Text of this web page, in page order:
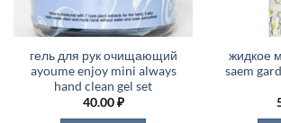
гель для рук очищающий
ayoume enjoy mini always
hand clean gel set
40.00₽
жидкое
saem